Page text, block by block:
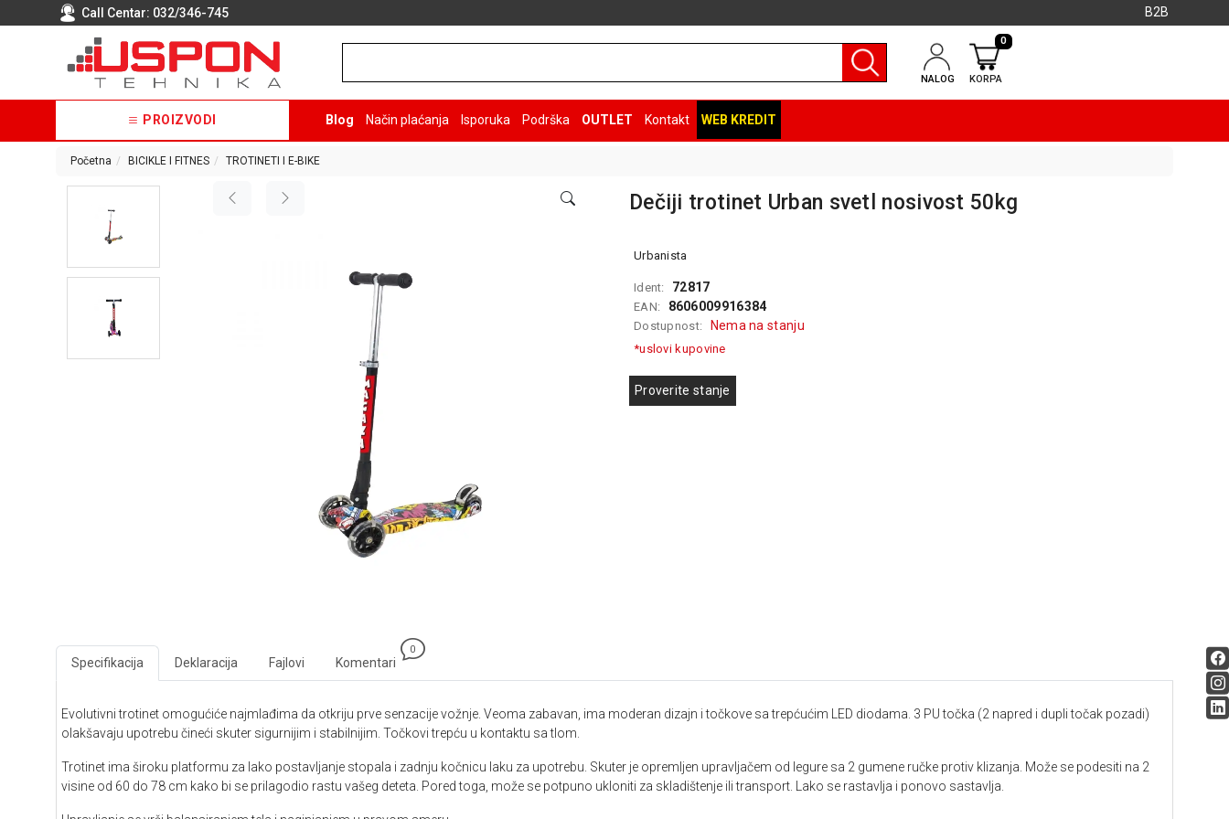
Call Centar: 032/346-745 B2B
NALOG KORPA
0
PROIZVODI Blog Način plaćanja Isporuka Podrška OUTLET Kontakt WEB KREDIT
Početna BICIKLE I FITNES TROTINETI I E-BIKE
Dečiji trotinet Urban svetl nosivost 50kg
Urbanista
Ident: 72817
EAN: 8606009916384
Dostupnost: Nema na stanju
*uslovi kupovine
Proverite stanje
Specifikacija Deklaracija Fajlovi Komentari
0
Evolutivni trotinet omogućiće najmlađima da otkriju prve senzacije vožnje. Veoma zabavan, ima moderan dizajn i točkove sa trepćućim LED diodama. 3 PU točka (2 napred i dupli točak pozadi)
olakšavaju upotrebu čineći skuter sigurnijim i stabilnijim. Točkovi trepću u kontaktu sa tlom.
Trotinet ima široku platformu za lako postavljanje stopala i zadnju kočnicu laku za upotrebu. Skuter je opremljen upravljačem od legure sa 2 gumene ručke protiv klizanja. Može se podesiti na 2
visine od 60 do 78 cm kako bi se prilagodio rastu vašeg deteta. Pored toga, može se potpuno ukloniti za skladištenje ili transport. Lako se rastavlja i ponovo sastavlja.